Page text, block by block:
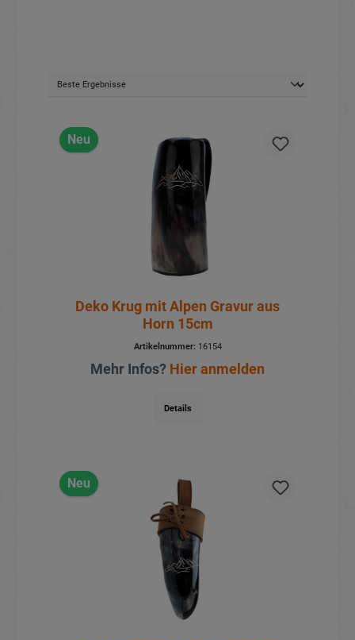
Neu
Deko Krug mit Alpen Gravur aus
Horn 15cm
Artikelnummer:16154
Mehr Infos? Hier anmelden
Details
Neu